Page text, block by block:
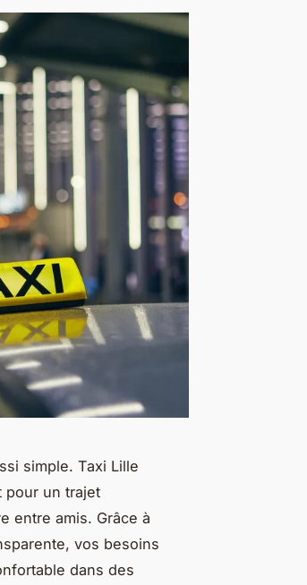
simple. Taxi Lille
pour un trajet
entre amis. Grâce à
vos besoins
dans des